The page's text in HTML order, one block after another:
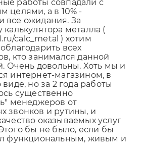
работы совпадали с
целями, а в 10% -
все ожидания. За
калькулятора металла (
calc_metal ) хотим
всех
кто занимался данной
Очень довольны. Хоть мы и
интернет-магазином, в
но за 2 года работы
существенно
менеджеров от
звонков и рутины, и
оказываемых услуг
бы не было, если бы
функциональным, живым и